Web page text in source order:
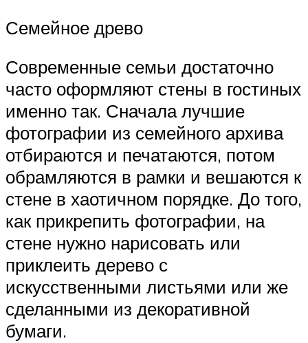
Семейное древо
Современные семьи достаточно
часто оформляют стены в гостиных
именно так. Сначала лучшие
фотографии из семейного архива
отбираются и печатаются, потом
обрамляются в рамки и вешаются к
стене в хаотичном порядке. До того,
как прикрепить фотографии, на
стене нужно нарисовать или
приклеить дерево с
искусственными листьями или же
сделанными из декоративной
бумаги.